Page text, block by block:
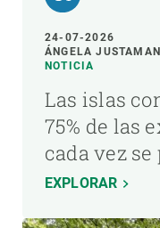
24-07-2026
ÁNGELA
NOTICIA
Las islas
75% de las
cada vez
EXPLORAR